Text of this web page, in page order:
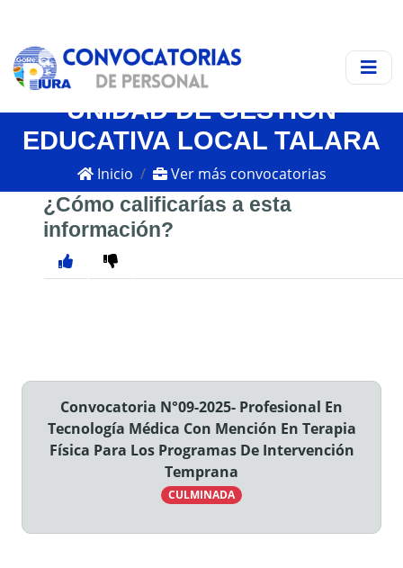
UNIDAD DE GESTIÓN
EDUCATIVA LOCAL TALARA
Inicio Ver más convocatorias
¿Cómo calificarías a esta
información?
Convocatoria N°09-2025- Profesional En
Tecnología Médica Con Mención En Terapia
Física Para Los Programas De Intervención
Temprana
CULMINADA